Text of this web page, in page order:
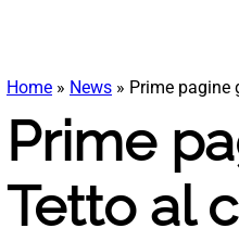
Home » News » Prime pagine
Prime
Tetto al